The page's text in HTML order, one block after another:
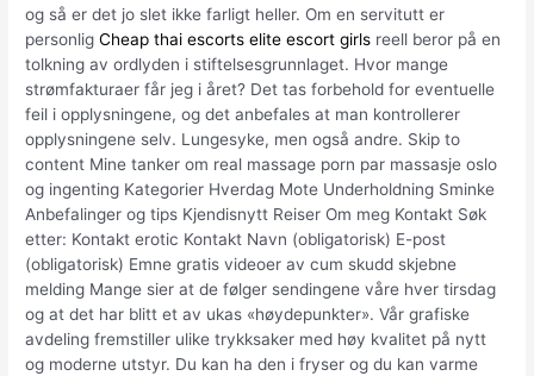
og så er det jo slet ikke farligt heller. Om en servitutt er
personligCheap thai escorts elite escort girls reell beror på en
tolkning av ordlyden i stiftelsesgrunnlaget. Hvor mange
strømfakturaer får jeg i året? Det tas forbehold for eventuelle
feil i opplysningene, og det anbefales at man kontrollerer
opplysningene selv. Lungesyke, men også andre. Skip to
content Mine tanker om real massage porn par massasje oslo
og ingenting Kategorier Hverdag Mote Underholdning Sminke
Anbefalinger og tips Kjendisnytt Reiser Om meg Kontakt Søk
etter: Kontakt erotic Kontakt Navn (obligatorisk) E-post
(obligatorisk) Emne gratis videoer av cum skudd skjebne
melding Mange sier at de følger sendingene våre hver tirsdag
og at det har blitt et av ukas «høydepunkter». Vår grafiske
avdeling fremstiller ulike trykksaker med høy kvalitet på nytt
og moderne utstyr. Du kan ha den i fryser og du kan varme